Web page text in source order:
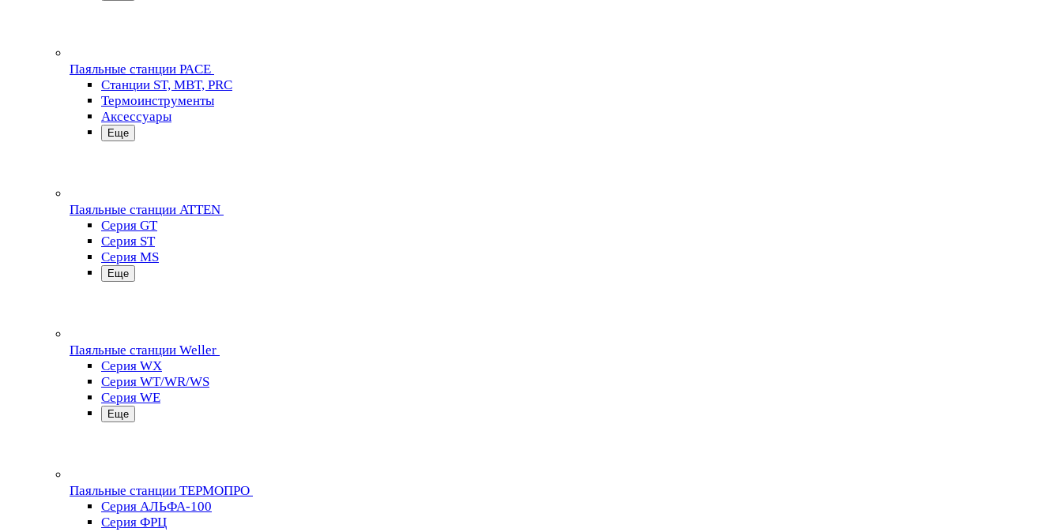
Паяльные станции PACE
Станции ST, MBT, PRC
Термоинструменты
Аксессуары
Еще
Паяльные станции ATTEN
Серия GT
Серия ST
Серия MS
Еще
Паяльные станции Weller
Серия WX
Серия WT/WR/WS
Серия WE
Еще
Паяльные станции ТЕРМОПРО
Серия АЛЬФА-100
Серия ФРЦ